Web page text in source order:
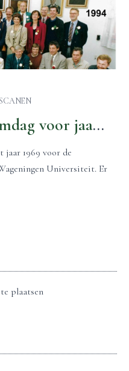
191116 50 Terugkomdag voor jaar 1969 bij de universiteit
jaar 1969 voor de
Universiteit. Er
plaatsen